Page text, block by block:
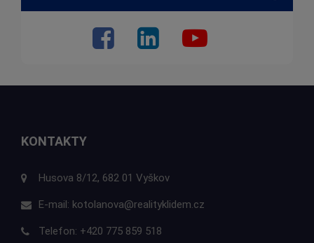
KONTAKTY
Husova 8/12, 682 01 Vyškov
E-mail: kotolanova@realityklidem.cz
Telefon: +420 775 859 518